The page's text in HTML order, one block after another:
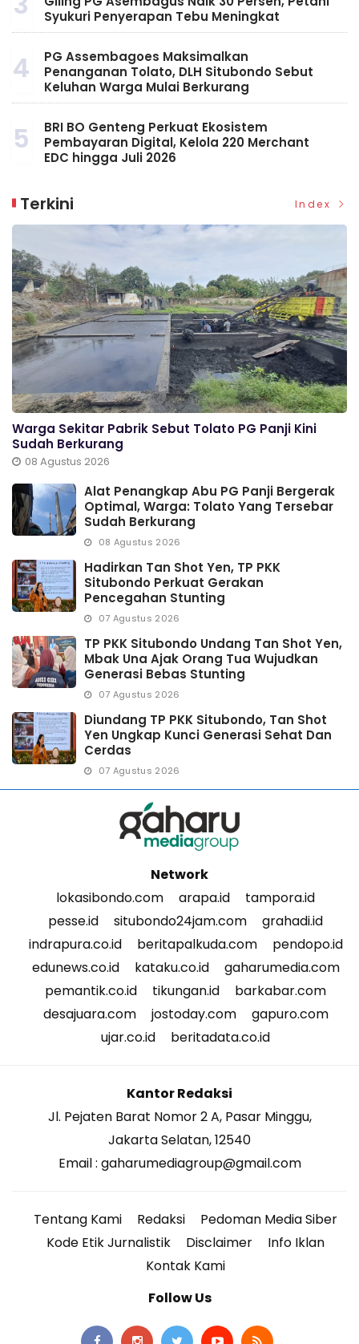
Syukuri Penyerapan Tebu Meningkat
4
PG Assembagoes Maksimalkan
Penanganan Tolato, DLH Situbondo Sebut
Keluhan Warga Mulai Berkurang
5
BRI BO Genteng Perkuat Ekosistem
Pembayaran Digital, Kelola 220 Merchant
EDC hingga Juli 2026
Terkini Index
Warga Sekitar Pabrik Sebut Tolato PG Panji Kini
Sudah Berkurang
08 Agustus 2026
Alat Penangkap Abu PG Panji Bergerak
Optimal, Warga: Tolato Yang Tersebar
Sudah Berkurang
08 Agustus 2026
Hadirkan Tan Shot Yen, TP PKK
Situbondo Perkuat Gerakan
Pencegahan Stunting
07 Agustus 2026
TP PKK Situbondo Undang Tan Shot Yen,
Mbak Una Ajak Orang Tua Wujudkan
Generasi Bebas Stunting
07 Agustus 2026
Diundang TP PKK Situbondo, Tan Shot
Yen Ungkap Kunci Generasi Sehat Dan
Cerdas
07 Agustus 2026
Network
lokasibondo.com
arapa.id
tampora.id
pesse.id
situbondo24jam.com
grahadi.id
indrapura.co.id
beritapalkuda.com
pendopo.id
edunews.co.id
kataku.co.id
gaharumedia.com
pemantik.co.id
tikungan.id
barkabar.com
desajuara.com
jostoday.com
gapuro.com
ujar.co.id
beritadata.co.id
Kantor Redaksi
Jl. Pejaten Barat Nomor 2 A, Pasar Minggu,
Jakarta Selatan, 12540
Email : gaharumediagroup@gmail.com
Tentang Kami Redaksi
Pedoman Media Siber
Kode Etik Jurnalistik
Disclaimer
Info Iklan
Kontak Kami
Follow Us